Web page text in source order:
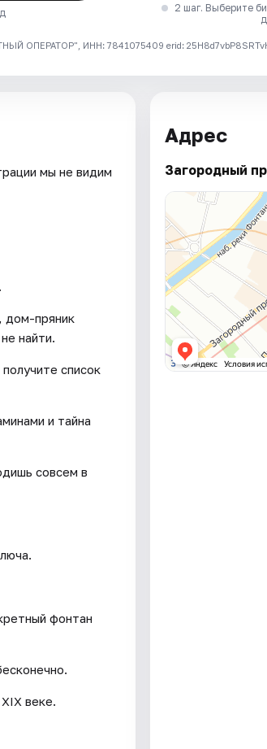
2 шаг. Выберите
ОПЕРАТОР", ИНН: 7841075409 erid:
мы не видим
дом-пряник
найти.
список
и тайна
совсем в
фонтан
веке.
Адрес
Загородный